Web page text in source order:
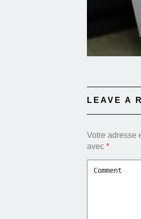
LEAVE A
Votre adresse
avec *